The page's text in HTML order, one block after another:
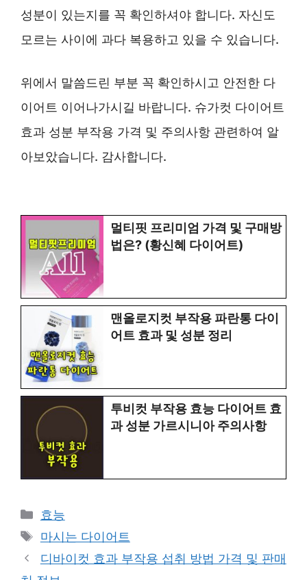
성분이 있는지를 꼭 확인하셔야 합니다. 자신도
모르는 사이에 과다 복용하고 있을 수 있습니다.
위에서 말씀드린 부분 꼭 확인하시고 안전한 다
이어트 이어나가시길 바랍니다. 슈가컷 다이어트
효과 성분 부작용 가격 및 주의사항 관련하여 알
아보았습니다. 감사합니다.
멀티핏 프리미엄 가격 및 구매방
법은? (황신혜 다이어트)
맨올로지컷 부작용 파란통 다이
어트 효과 및 성분 정리
투비컷 부작용 효능 다이어트 효
과 성분 가르시니아 주의사항
Categories
효능
Tags
마시는 다이어트
디바이컷 효과 부작용 섭취 방법 가격 및 판매